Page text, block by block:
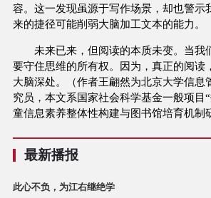
容。这一发现虽源于写作场景，却也警示
来的捷径可能削弱大脑加工文本的能力。
未来已来，但阅读的本质未变。当我
要守住思维的所有权。因为，真正的阅读
大脑深处。（作者王翩然为北京大学信息
究员，本文系国家社会科学基金一般项
童信息素养整体性构建与图书馆培育机制
最新播报
此心不负，为江右继绝学